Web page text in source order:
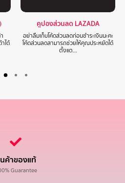
ได้
คูปองส่วนลด LAZADA
อย่าลืมเก็บโค้ดส่วนลดก่อนชำระเงินนะคะ
โค้ดส่วนลดสามารถช่วยให้คุณประหยัดได้
ตั้งแต…
ค้าของแท้
Guarantee